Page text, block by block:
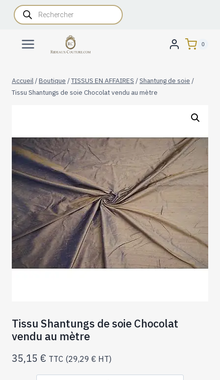
AllerRecherche
de
produits
0
Accueil /Boutique /TISSUS EN AFFAIRES /Shantung de soie /
Tissu Shantungs de soie Chocolat vendu au mètre
Tissu Shantungs de soie Chocolat
vendu au mètre
35,15 € TTC (29,29 € HT)